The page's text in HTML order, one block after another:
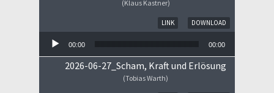
(Klaus Kastner)
DOWNLOAD
LINK
00:00 00:00
2026-06-27_Scham, Kraft und Erlösung
(Tobias Warth)